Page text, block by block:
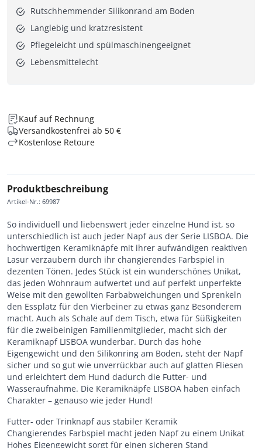
Rutschhemmender Silikonrand am Boden
Langlebig und kratzresistent
Pflegeleicht und spülmaschinengeeignet
Lebensmittelecht
Kauf auf Rechnung
Versandkostenfrei ab 50 €
Kostenlose Retoure
Produktbeschreibung
Artikel-Nr.: 69987
So individuell und liebenswert jeder einzelne Hund ist, so
unterschiedlich ist auch jeder Napf aus der Serie LISBOA. Die
hochwertigen Keramiknäpfe mit ihrer aufwändigen reaktiven
Lasur verzaubern durch ihr changierendes Farbspiel in
dezenten Tönen. Jedes Stück ist ein wunderschönes Unikat,
das jeden Wohnraum aufwertet und auf perfekt unperfekte
Weise mit den gewollten Farbabweichungen und Sprenkeln
den Essplatz für den Vierbeiner zu etwas ganz Besonderem
macht. Auch als Schale auf dem Tisch, etwa für Süßigkeiten
für die zweibeinigen Familienmitglieder, macht sich der
Keramiknapf LISBOA wunderbar. Durch das hohe
Eigengewicht und den Silikonring am Boden, steht der Napf
sicher und so gut wie unverrückbar auch auf glatten Fliesen
und erleichtert dem Hund dadurch die Futter- und
Wasseraufnahme. Die Keramiknäpfe LISBOA haben einfach
Charakter – genauso wie jeder Hund!
Futter- oder Trinknapf aus stabiler Keramik
Changierendes Farbspiel macht jeden Napf zu einem Unikat
Hohes Eigengewicht sorgt für einen sicheren Stand